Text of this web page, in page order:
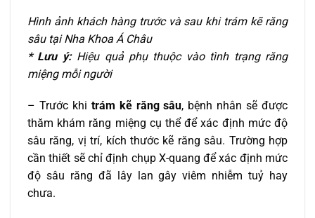
Hình ảnh khách hàng trước và sau khi trám kẽ răng
sâu tại Nha Khoa Á Châu
* Lưu ý: Hiệu quả phụ thuộc vào tình trạng răng
miệng mỗi người
– Trước khi trám kẽ răng sâu, bệnh nhân sẽ được
thăm khám răng miệng cụ thể để xác định mức độ
sâu răng, vị trí, kích thước kẽ răng sâu. Trường hợp
cần thiết sẽ chỉ định chụp X-quang để xác định mức
độ sâu răng đã lây lan gây viêm nhiễm tuỷ hay
chưa.